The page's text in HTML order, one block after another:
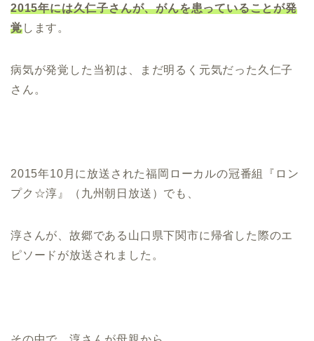
2015年には久仁子さんが、がんを患っていることが発
覚します。
病気が発覚した当初は、まだ明るく元気だった久仁子
さん。
2015年10月に放送された福岡ローカルの冠番組『ロン
プク☆淳』（九州朝日放送）でも、
淳さんが、故郷である山口県下関市に帰省した際のエ
ピソードが放送されました。